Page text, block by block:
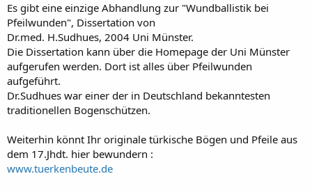
Es gibt eine einzige Abhandlung zur "Wundballistik bei
Pfeilwunden", Dissertation von
Dr.med. H.Sudhues, 2004 Uni Münster.
Die Dissertation kann über die Homepage der Uni Münster
aufgerufen werden. Dort ist alles über Pfeilwunden
aufgeführt.
Dr.Sudhues war einer der in Deutschland bekanntesten
traditionellen Bogenschützen.
Weiterhin könnt Ihr originale türkische Bögen und Pfeile aus
dem 17.Jhdt. hier bewundern :
www.tuerkenbeute.de